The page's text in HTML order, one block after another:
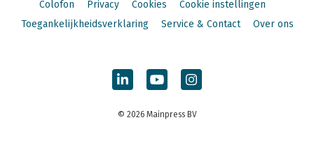
Colofon
Privacy Cookies
Cookie instellingen
Toegankelijkheidsverklaring
Service & Contact Over ons
© 2026 Mainpress BV